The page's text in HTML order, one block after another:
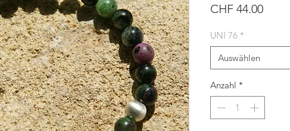
CHF 44.00Preis
UNI 76 *
Auswählen
Anzahl *